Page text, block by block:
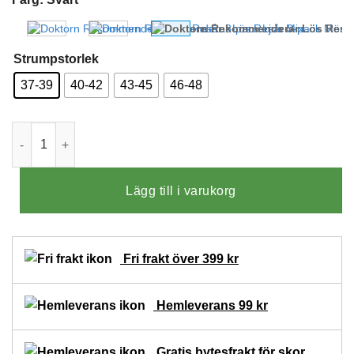
Strumpstorlek
37-39
40-42 43-45 46-48
Lägg till i varukorg
Fri frakt över 399 kr
Hemleverans 99 kr